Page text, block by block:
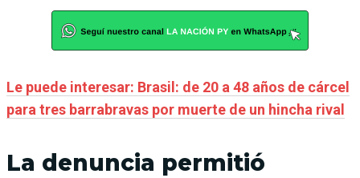
Le puede interesar: Brasil: de 20 a 48 años de cárcel
para tres barrabravas por muerte de un hincha rival
La denuncia permitió